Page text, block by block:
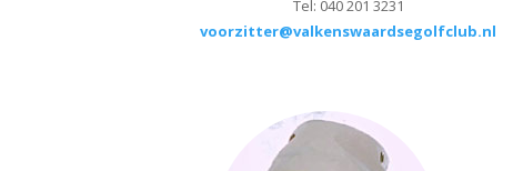
Tel: 040 201 3231
voorzitter@valkenswaardsegolfclub.nl